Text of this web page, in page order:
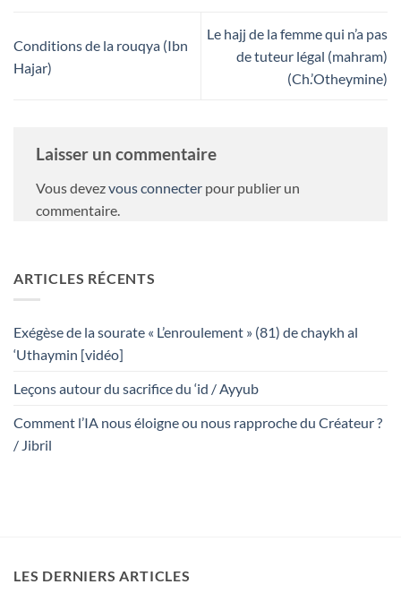
Conditions de la rouqya (Ibn
Hajar)
Le hajj de la femme qui n’a pas
de tuteur légal (mahram)
(Ch.’Otheymine)
Laisser un commentaire
Vous devezvous connecter pour publier un
commentaire.
ARTICLES RÉCENTS
Exégèse de la sourate « L’enroulement » (81) de chaykh al
‘Uthaymin [vidéo]
Leçons autour du sacrifice du ‘id / Ayyub
Comment l’IA nous éloigne ou nous rapproche du Créateur ?
/ Jibril
LES DERNIERS ARTICLES